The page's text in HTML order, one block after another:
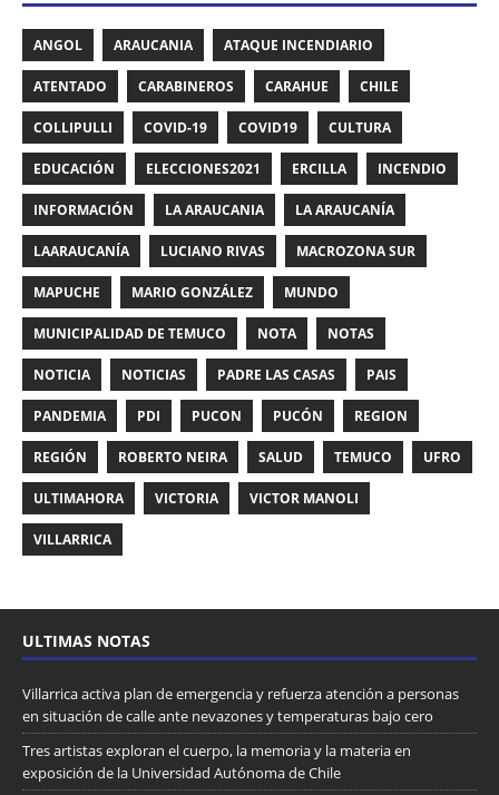
ANGOL ARAUCANIA ATAQUE INCENDIARIO
ATENTADO CARABINEROS CARAHUE CHILE
COLLIPULLI COVID-19 COVID19 CULTURA
EDUCACIÓN ELECCIONES2021 ERCILLA INCENDIO
INFORMACIÓN LA ARAUCANIA LA ARAUCANÍA
LAARAUCANÍA LUCIANO RIVAS MACROZONA SUR
MAPUCHE MARIO GONZÁLEZ MUNDO
MUNICIPALIDAD DE TEMUCO NOTA NOTAS
NOTICIA NOTICIAS PADRE LAS CASAS PAIS
PANDEMIA PDI PUCON PUCÓN REGION
REGIÓN ROBERTO NEIRA SALUD TEMUCO UFRO
ULTIMAHORA VICTORIA VICTOR MANOLI
VILLARRICA
ULTIMAS NOTAS
Villarrica activa plan de emergencia y refuerza atención a personas
en situación de calle ante nevazones y temperaturas bajo cero
Tres artistas exploran el cuerpo, la memoria y la materia en
exposición de la Universidad Autónoma de Chile